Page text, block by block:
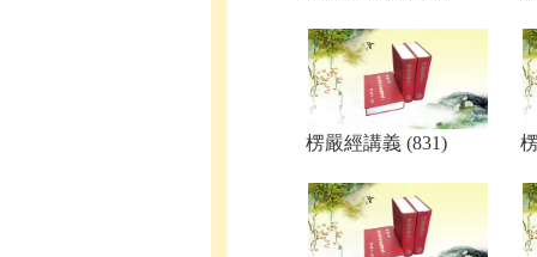
楞嚴經講義 (831)